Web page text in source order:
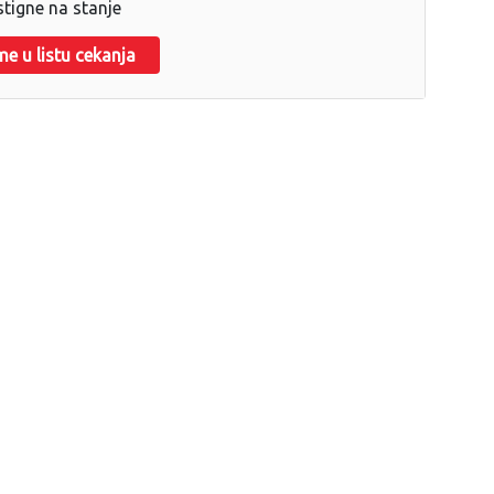
na stanje
u listu cekanja